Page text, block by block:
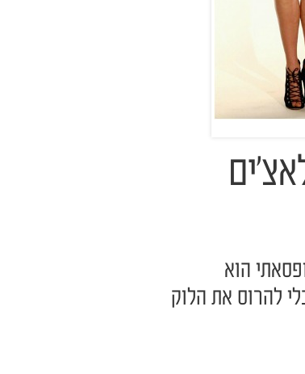
הוא
להרוס את הלוק